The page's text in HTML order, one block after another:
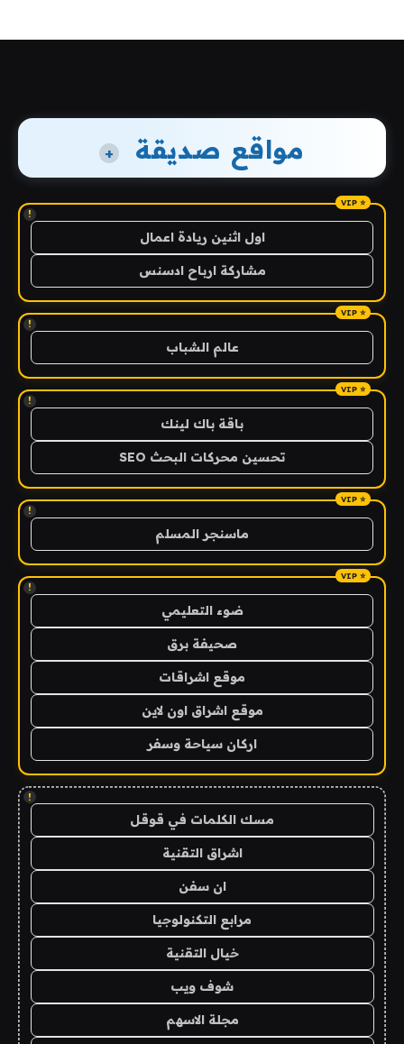
مواقع صديقة +
!
اول اثنين ريادة اعمال
مشاركة ارباح ادسنس
!
عالم الشباب
!
باقة باك لينك
تحسين محركات البحث SEO
!
ماسنجر المسلم
!
ضوء التعليمي
صحيفة برق
موقع اشراقات
موقع اشراق اون لاين
اركان سياحة وسفر
!
مسك الكلمات في قوقل
اشراق التقنية
ان سفن
مرابع التكنولوجيا
خيال التقنية
شوف ويب
مجلة الاسهم